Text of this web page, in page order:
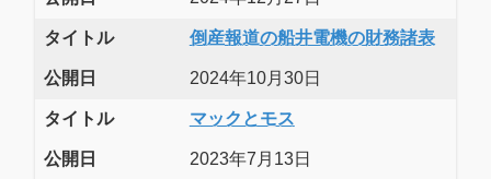
タイトル 倒産報道の船井電機の財務諸表
公開日 2024年10月30日
タイトル マックとモス
公開日 2023年7月13日